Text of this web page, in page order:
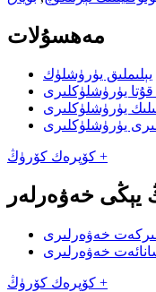
مەھسۇلات
يېلىملىق يۈرۈشلۈك
يۈرۈشلۈكلىرى
يۈرۈشلۈكلىرى
يۈرۈشلۈكلىرى
كۆپرەك كۆرۈڭ +
يېڭى خەۋەرلەر
خەۋەرلىرى
خەۋەرلىرى
كۆپرەك كۆرۈڭ +